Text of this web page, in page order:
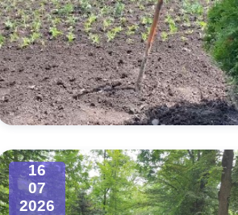
16
07
2026